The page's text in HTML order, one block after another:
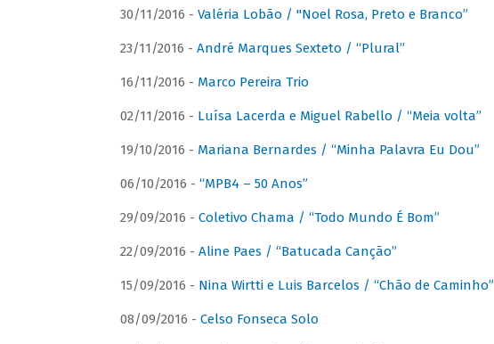
30/11/2016 - Valéria Lobão / "Noel Rosa, Preto e Branco”
23/11/2016 - André Marques Sexteto / “Plural”
16/11/2016 - Marco Pereira Trio
02/11/2016 - Luísa Lacerda e Miguel Rabello / “Meia volta”
19/10/2016 - Mariana Bernardes / “Minha Palavra Eu Dou”
06/10/2016 - “MPB4 – 50 Anos”
29/09/2016 - Coletivo Chama / “Todo Mundo É Bom”
22/09/2016 - Aline Paes / “Batucada Canção”
15/09/2016 - Nina Wirtti e Luis Barcelos / “Chão de Caminho”
08/09/2016 - Celso Fonseca Solo